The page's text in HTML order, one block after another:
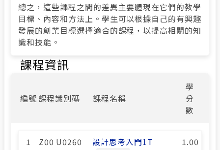
總之，這些課程之間的差異主要體現在它們的教學
目標、內容和方法上。學生可以根據自己的有興趣
發展的創業目標選擇適合的課程，以提高相關的知
識和技能。
課程資訊
編號 課程識別碼 課程名稱
學
分
數
1 Z00 U0260 設計思考入門1T 1.00